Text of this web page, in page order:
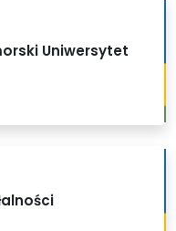
Uniwersytet